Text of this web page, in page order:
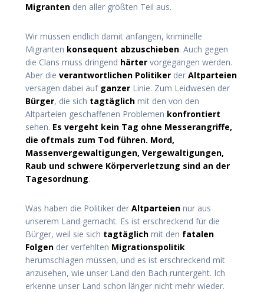
Migranten den aller größten Teil aus.
Wir müssen endlich damit anfangen, kriminelle
Migranten konsequent abzuschieben. Auch gegen
die Clans muss dringend härter vorgegangen werden.
Aber die verantwortlichen Politiker der Altparteien
versagen dabei auf ganzer Linie. Zum Leidwesen der
Bürger, die sich tagtäglich mit den von den
Altparteien geschaffenen Problemen konfrontiert
sehen. Es vergeht kein Tag ohne Messerangriffe,
die oftmals zum Tod führen. Mord,
Massenvergewaltigungen, Vergewaltigungen,
Raub und schwere Körperverletzung sind an der
Tagesordnung.
Was haben die Politiker der Altparteien nur aus
unserem Land gemacht. Es ist erschreckend für die
Bürger, weil sie sich tagtäglich mit den fatalen
Folgen der verfehlten Migrationspolitik
herumschlagen müssen, und es ist erschreckend mit
anzusehen, wie unser Land den Bach runtergeht. Ich
erkenne unser Land schon länger nicht mehr wieder.